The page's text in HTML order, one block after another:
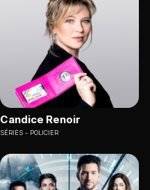
Candice Renoir
SÉRIES POLICIER